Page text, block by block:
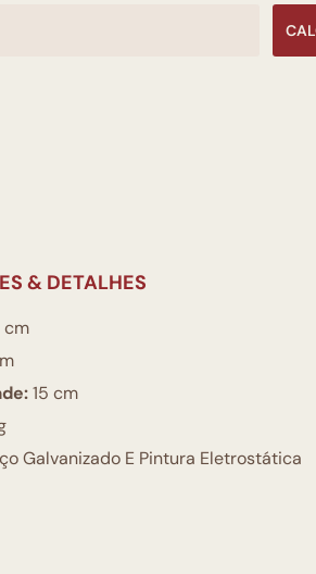
& DETALHES
cm
15 cm
Galvanizado E Pintura Eletrostática